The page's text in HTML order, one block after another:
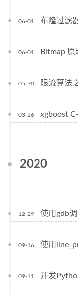
06-01 布隆过滤
06-01 Bitmap 原
05-30 限流算法
03-26 xgboost
2020
12-29 使用gdb
09-16 使用
09-11 开发